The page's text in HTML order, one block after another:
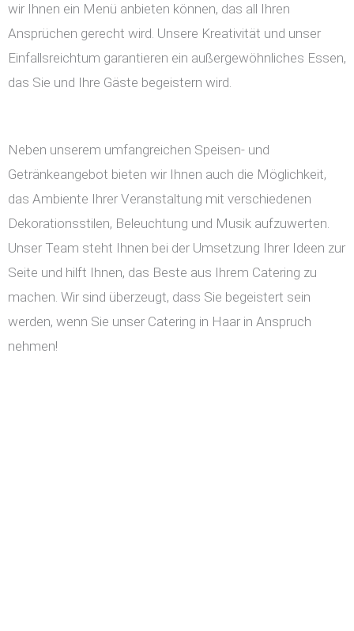
wir Ihnen ein Menü anbieten können, das all Ihren
Ansprüchen gerecht wird. Unsere Kreativität und unser
Einfallsreichtum garantieren ein außergewöhnliches Essen,
das Sie und Ihre Gäste begeistern wird.
Neben unserem umfangreichen Speisen- und
Getränkeangebot bieten wir Ihnen auch die Möglichkeit,
das Ambiente Ihrer Veranstaltung mit verschiedenen
Dekorationsstilen, Beleuchtung und Musik aufzuwerten.
Unser Team steht Ihnen bei der Umsetzung Ihrer Ideen zur
Seite und hilft Ihnen, das Beste aus Ihrem Catering zu
machen. Wir sind überzeugt, dass Sie begeistert sein
werden, wenn Sie unser Catering in Haar in Anspruch
nehmen!